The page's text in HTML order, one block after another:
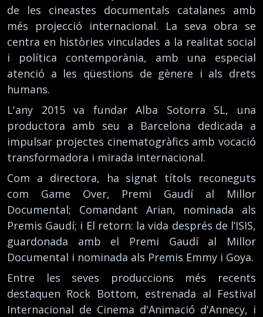
de les cineastes documentals catalanes amb
més projecció internacional. La seva obra se
centra en històries vinculades a la realitat social
i política contemporània, amb una especial
atenció a les qüestions de gènere i als drets
humans.
L'any 2015 va fundar Alba Sotorra SL, una
productora amb seu a Barcelona dedicada a
impulsar projectes cinematogràfics amb vocació
transformadora i mirada internacional.
Com a directora, ha signat títols reconeguts
com Game Over, Premi Gaudí al Millor
Documental; Comandant Arian, nominada als
Premis Gaudí; i El retorn: la vida després de l’ISIS,
guardonada amb el Premi Gaudí al Millor
Documental i nominada als Premis Emmy i Goya.
Entre les seves produccions més recents
destaquen Rock Bottom, estrenada al Festival
Internacional de Cinema d'Animació d'Annecy, i